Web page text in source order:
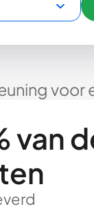
voor
van